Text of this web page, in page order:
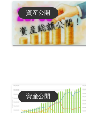
資産公開
資産公開